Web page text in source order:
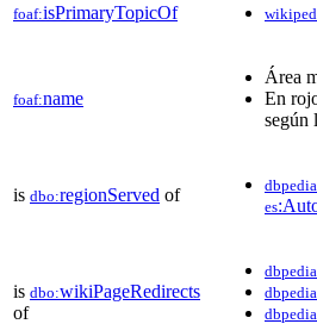
foaf:isPrimaryTopicOf
foaf:name
Área
En
is dbo:regionServed of
es
is dbo:wikiPageRedirects
of